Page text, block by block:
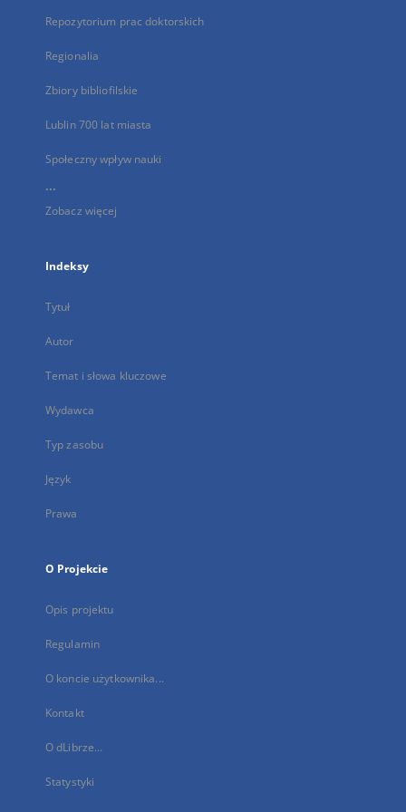
Repozytorium prac doktorskich
Regionalia
Zbiory bibliofilskie
Lublin 700 lat miasta
Społeczny wpływ nauki
...
Zobacz więcej
Indeksy
Tytuł
Autor
Temat i słowa kluczowe
Wydawca
Typ zasobu
Język
Prawa
O Projekcie
Opis projektu
Regulamin
O koncie użytkownika...
Kontakt
O dLibrze...
Statystyki